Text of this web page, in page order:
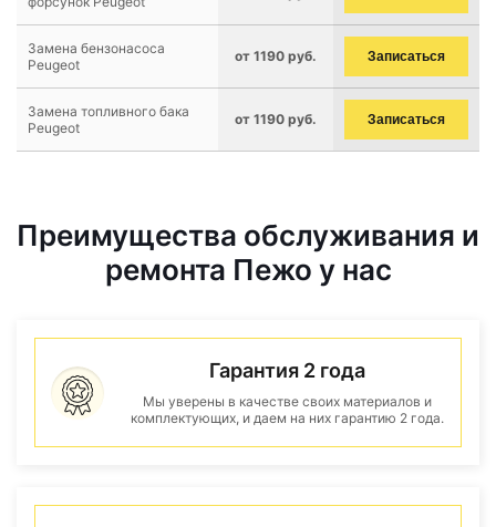
Замена бензонасоса
Peugeot
от 1190 руб. Записаться
Замена топливного бака
Peugeot
от 1190 руб. Записаться
Преимущества обслуживания и
ремонта Пежо у нас
Гарантия 2 года
Мы уверены в качестве своих материалов и
комплектующих, и даем на них гарантию 2 года.